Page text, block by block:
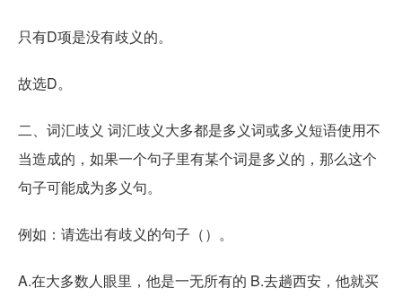
只有D项是没有歧义的。
故选D。
二、词汇歧义 词汇歧义大多都是多义词或多义短语使用不
当造成的，如果一个句子里有某个词是多义的，那么这个
句子可能成为多义句。
例如：请选出有歧义的句子（）。
A.在大多数人眼里，他是一无所有的 B.去趟西安，他就买